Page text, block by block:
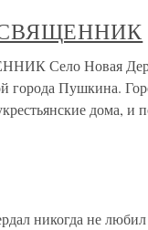
Село Новая
города Пушкина.
дома, и
никогда не